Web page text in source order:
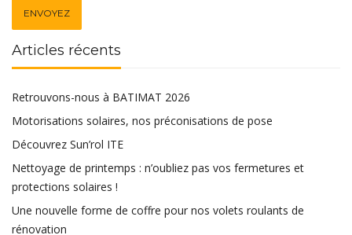
Articles récents
Retrouvons-nous à BATIMAT 2026
Motorisations solaires, nos préconisations de pose
Découvrez Sun’rol ITE
Nettoyage de printemps : n’oubliez pas vos fermetures et
protections solaires !
Une nouvelle forme de coffre pour nos volets roulants de
rénovation